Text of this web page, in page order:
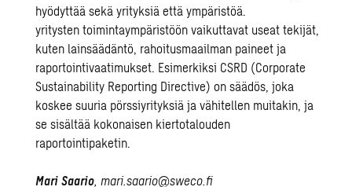
hyödyttää sekä yrityksiä että ympäristöä.
yritysten toimintaympäristöön vaikuttavat useat tekijät,
kuten lainsäädäntö, rahoitusmaailman paineet ja
raportointivaatimukset. Esimerkiksi CSRD (Corporate
Sustainability Reporting Directive) on säädös, joka
koskee suuria pörssiyrityksiä ja vähitellen muitakin, ja
se sisältää kokonaisen kiertotalouden
raportointipaketin.
Mari Saario,mari.saario@sweco.fi